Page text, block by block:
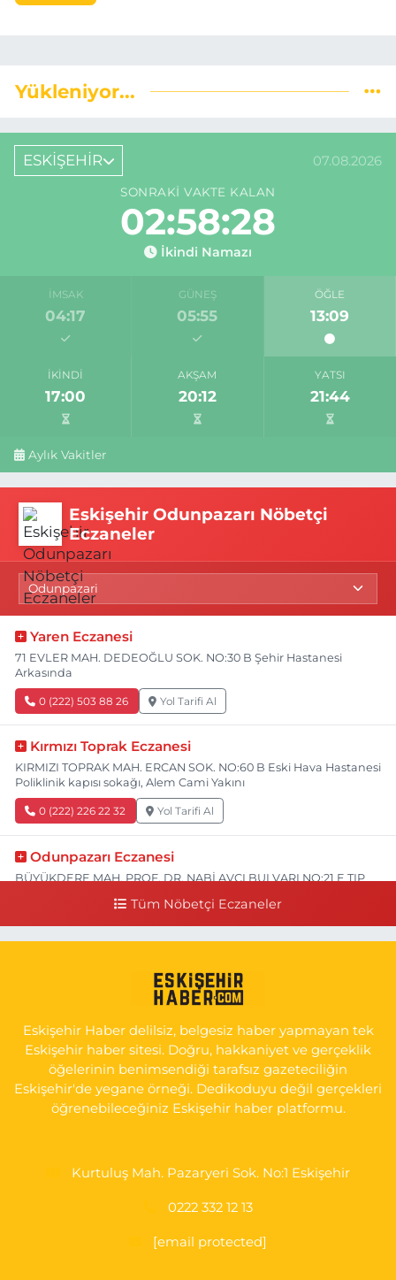
Yükleniyor...
ESKİŞEHİR 07.08.2026
SONRAKI VAKTE KALAN
02:58:27
İkindi Namazı
İMSAK
04:17
GÜNEŞ
05:55
ÖĞLE
13:09
İKINDI
17:00
AKŞAM
20:12
YATSI
21:44
Aylık Vakitler
Eskişehir Odunpazarı Nöbetçi
Eczaneler
Yaren Eczanesi
71 EVLER MAH. DEDEOĞLU SOK. NO:30 B Şehir Hastanesi
Arkasında
0 (222) 503 88 26 Yol Tarifi Al
Kırmızı Toprak Eczanesi
KIRMIZI TOPRAK MAH. ERCAN SOK. NO:60 B Eski Hava Hastanesi
Poliklinik kapısı sokağı, Alem Cami Yakını
0 (222) 226 22 32 Yol Tarifi Al
Odunpazarı Eczanesi
BÜYÜKDERE MAH. PROF. DR. NABİ AVCI BULVARI NO:21 E TIP
YENİDOĞAN MH.ŞEHİT SERKAN ÖZAYDIN CD.8 B ESKİ DEVLET
0 (222) 237 75 17 Yol Tarifi Al
Tüm Nöbetçi Eczaneler
Eskişehir Haber delilsiz, belgesiz haber yapmayan tek
Eskişehir haber sitesi. Doğru, hakkaniyet ve gerçeklik
öğelerinin benimsendiği tarafsız gazeteciliğin
Eskişehir'de yegane örneği. Dedikoduyu değil gerçekleri
öğrenebileceğiniz Eskişehir haber platformu.
Kurtuluş Mah. Pazaryeri Sok. No:1 Eskişehir
0222 332 12 13
[email protected]